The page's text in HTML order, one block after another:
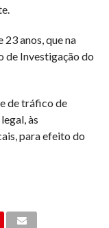
23 anos, que na
de Investigação do
de tráfico de
às
para efeito do